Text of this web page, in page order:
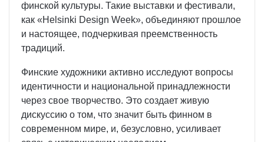
финской культуры. Такие выставки и фестивали,
как «Helsinki Design Week», объединяют прошлое
и настоящее, подчеркивая преемственность
традиций.
Финские художники активно исследуют вопросы
идентичности и национальной принадлежности
через свое творчество. Это создает живую
дискуссию о том, что значит быть финном в
современном мире, и, безусловно, усиливает